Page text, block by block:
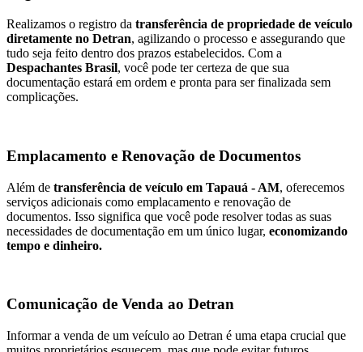
Realizamos o registro da transferência de propriedade de veículo
diretamente no Detran, agilizando o processo e assegurando que
tudo seja feito dentro dos prazos estabelecidos. Com a
Despachantes Brasil, você pode ter certeza de que sua
documentação estará em ordem e pronta para ser finalizada sem
complicações.
Emplacamento e Renovação de Documentos
Além de transferência de veículo em Tapauá - AM, oferecemos
serviços adicionais como emplacamento e renovação de
documentos. Isso significa que você pode resolver todas as suas
necessidades de documentação em um único lugar, economizando
tempo e dinheiro.
Comunicação de Venda ao Detran
Informar a venda de um veículo ao Detran é uma etapa crucial que